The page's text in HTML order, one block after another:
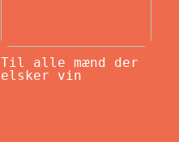
Til alle mænd der
elsker vin